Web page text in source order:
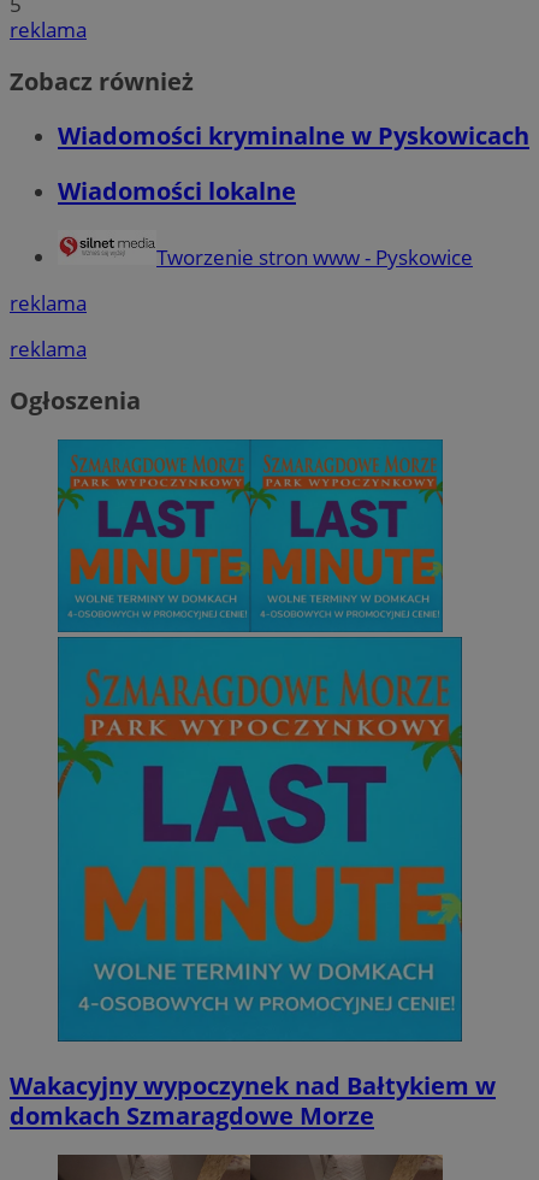
reklama
Zobacz również
Wiadomości kryminalne w Pyskowicach
Wiadomości lokalne
Tworzenie stron www - Pyskowice
reklama
reklama
Ogłoszenia
Wakacyjny wypoczynek nad Bałtykiem w
domkach Szmaragdowe Morze